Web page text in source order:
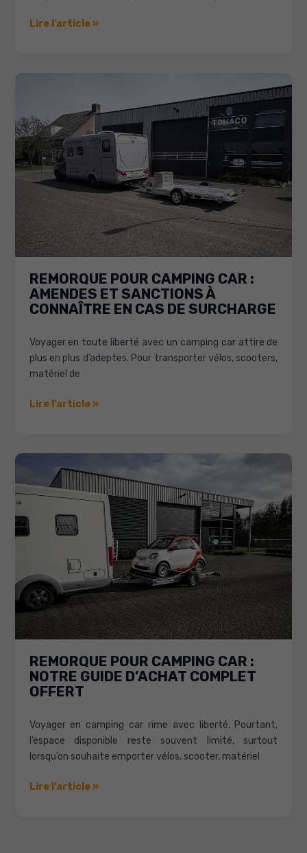
Vous
camping
car
:
Lisez
notre
d’achat
gratuit
Lire l’article »
REMORQUE POUR CAMPING CAR :
AMENDES ET SANCTIONS À
CONNAÎTRE EN CAS DE SURCHARGE
Voyager en toute liberté avec un camping car attire de
plus en plus d’adeptes. Pour transporter vélos, scooters,
matériel de
Remorque
car
Amendes
et
sanctions
à
cas
de
surcharge
Lire l’article »
REMORQUE POUR CAMPING CAR :
NOTRE GUIDE D’ACHAT COMPLET
OFFERT
Voyager en camping car rime avec liberté. Pourtant,
l’espace disponible reste souvent limité, surtout
lorsqu’on souhaite emporter vélos, scooter, matériel
Remorque
Lire l’article »